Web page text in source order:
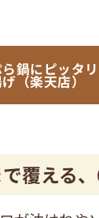
鍋にピッタ
（楽天店）
で覆える